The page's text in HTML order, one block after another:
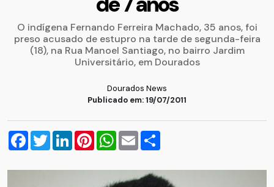
O indígena Fernando Ferreira Machado, 35 anos, foi
preso acusado de estupro na tarde de segunda-feira
(18), na Rua Manoel Santiago, no bairro Jardim
Universitário, em Dourados
Dourados News
Publicado em: 19/07/2011
Facebook
TwitterLinkedInPinterestWhatsApp
Email